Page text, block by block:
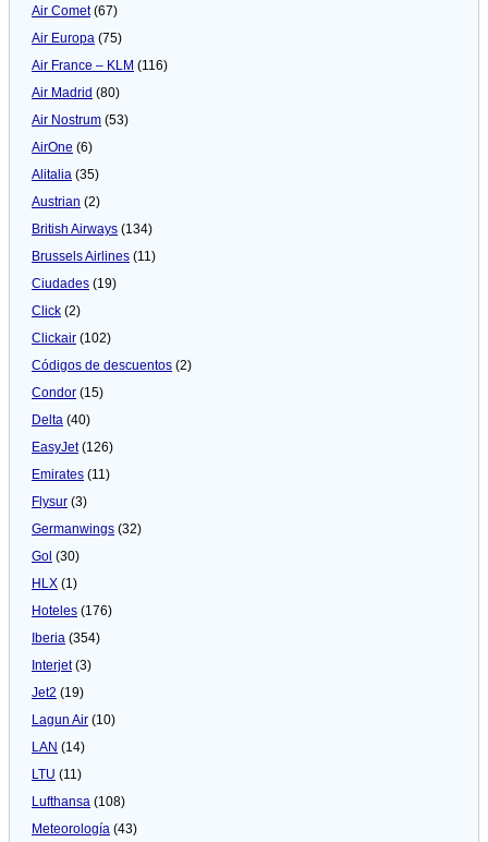
Air Comet(67)
Air Europa (75)
Air France – KLM (116)
Air Madrid (80)
Air Nostrum (53)
AirOne (6)
Alitalia (35)
Austrian (2)
British Airways (134)
Brussels Airlines (11)
Ciudades (19)
Click (2)
Clickair (102)
Códigos de descuentos (2)
Condor (15)
Delta (40)
EasyJet(126)
Emirates (11)
Flysur (3)
Germanwings (32)
Gol (30)
HLX (1)
Hoteles (176)
Iberia (354)
Interjet(3)
Jet2 (19)
Lagun Air (10)
LAN (14)
LTU (11)
Lufthansa (108)
Meteorologí­a (43)